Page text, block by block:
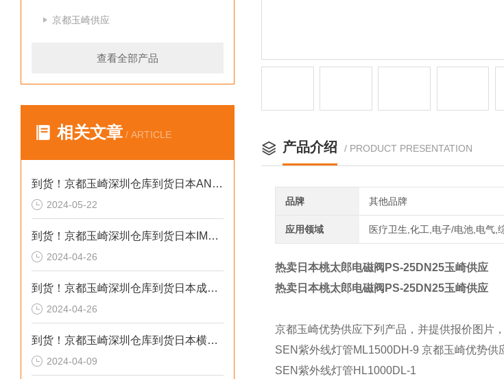
京都玉崎供应
查看全部产品
相关文章 / ARTICLE
到货！京都玉崎深圳仓库到货日本AND 电子秤HV-60KCEP
2024-05-22
到货！京都玉崎深圳仓库到货日本IMADA 推拉力计 DST-20N
2024-04-26
到货！京都玉崎深圳仓库到货日本成茂锻针仪MF2
2024-04-26
到货！京都玉崎深圳仓库到货日本横河 电导率仪传感器 SC8SG-R31-T-305-P1-A
2024-04-09
产品介绍 / PRODUCT PRESENTATION
品牌 其他品牌
应用领域 医疗卫生,化工,电子/电池,电气,
热卖日本桃太郎电磁阀PS-25DN25玉崎供应
热卖日本桃太郎电磁阀PS-25DN25玉崎供应
京都玉崎优势供应下列产品，并提供报价图片
SEN紫外线灯管ML1500DH-9 京都玉崎优势供
SEN紫外线灯管HL1000DL-1